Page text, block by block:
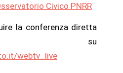
Civico PNRR
la conferenza diretta
su
webtv_live